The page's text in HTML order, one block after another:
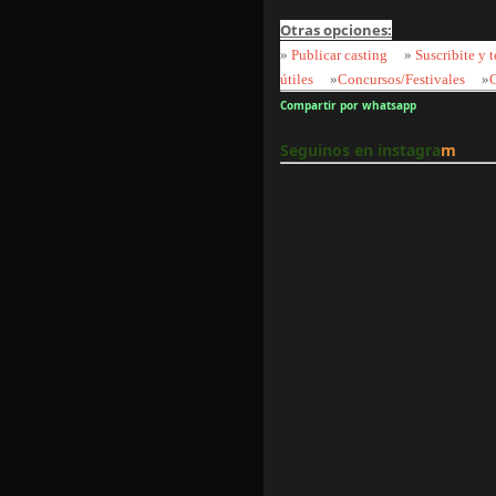
Otras opciones:
» Publicar casting » Suscribite y
útiles
»Concursos/Festivales »
Compartir por whatsapp
Seguinos en instagram